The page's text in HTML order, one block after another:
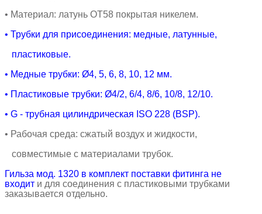
• Материал: латунь ОТ58 покрытая никелем.
• Трубки для присоединения: медные, латунные,
пластиковые.
• Медные трубки: Ø4, 5, 6, 8, 10, 12 мм.
• Пластиковые трубки: Ø4/2, 6/4, 8/6, 10/8, 12/10.
• G - трубная цилиндрическая ISO 228 (BSP).
• Рабочая среда: сжатый воздух и жидкости,
совместимые с материалами трубок.
Гильза мод. 1320 в комплект поставки фитинга не
входит и для соединения с пластиковыми трубками
заказывается отдельно.